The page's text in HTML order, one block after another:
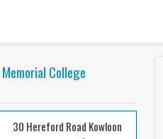
College
30 Hereford Road Kowloon